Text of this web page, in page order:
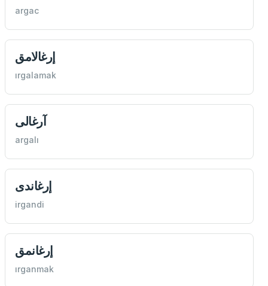
argac
إرغالامق
ırgalamak
آرغالی
argalı
إرغاندی
irgandi
إرغانمق
ırganmak